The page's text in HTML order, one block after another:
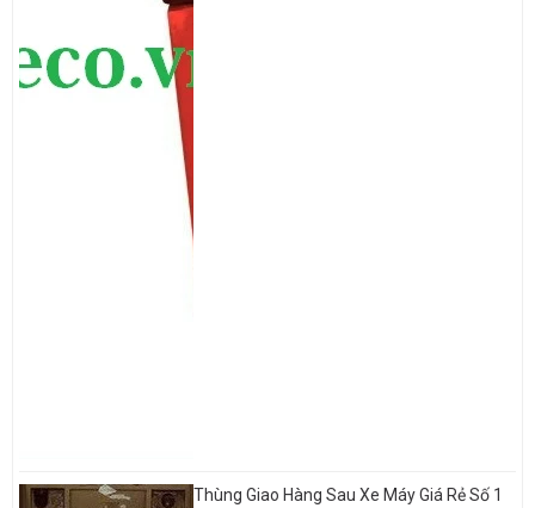
Thùng Giao Hàng Sau Xe Máy Giá Rẻ Số 1